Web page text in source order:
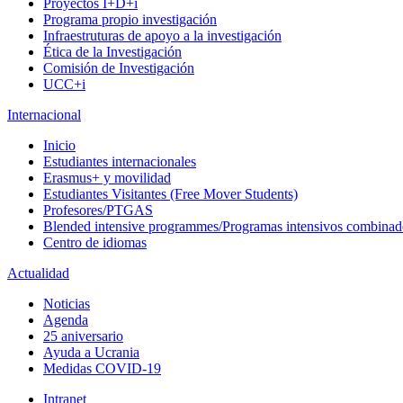
Proyectos I+D+i
Programa propio investigación
Infraestruturas de apoyo a la investigación
Ética de la Investigación
Comisión de Investigación
UCC+i
Internacional
Inicio
Estudiantes internacionales
Erasmus+ y movilidad
Estudiantes Visitantes (Free Mover Students)
Profesores/PTGAS
Blended intensive programmes/Programas intensivos
Centro de idiomas
Actualidad
Noticias
Agenda
25 aniversario
Ayuda a Ucrania
Medidas COVID-19
Intranet